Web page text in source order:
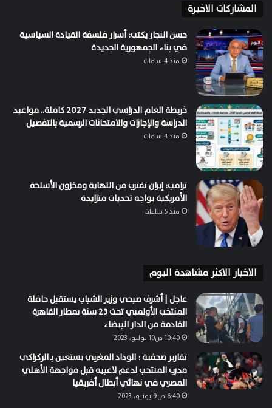
المشاركات الاخيرة
حسن النجار يكتب: أسرار فلسفة القيادة السياسية
في بناء الجمهورية الجديدة
منذ 4 ساعات
خريطة العام الدراسي الجديد 2027 كاملة.. مواعيد
الدراسة والإجازات والامتحانات الرسمية بالتفصيل
منذ 4 ساعات
ترامب: إيران تقترب من النهاية ومخزون الأسلحة
الأمريكية يواجه تحديات متزايدة
منذ 5 ساعات
الاخبار الاكثر مشاهدة اليوم
عاجل | أشرف صبحي وزير الشباب يستقبل حافلة
المنتخب الأولمبي تحت 23 سنة بمطار القاهرة
القادمة من الدار البيضاء
10:40 ص10 يوليو، 2023
تقارير صحفية : الوداد المغربي يستعين بـ الركراكي
مدرب المنتخب لدعم لاعبيه قبل مواجهة الأهلي
المصري في نهائي أبطال أفريقيا
6:40 ص9 يونيو، 2023